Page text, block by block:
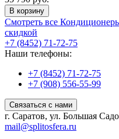
В корзину
Смотреть все
скидкой
+7 (8452) 71-72-75
Наши телефоны:
+7 (8452) 71-72-75
+7 (908) 556-55-99
Связаться с нами
г. Саратов, ул. Большая
mail@splitosfera.ru